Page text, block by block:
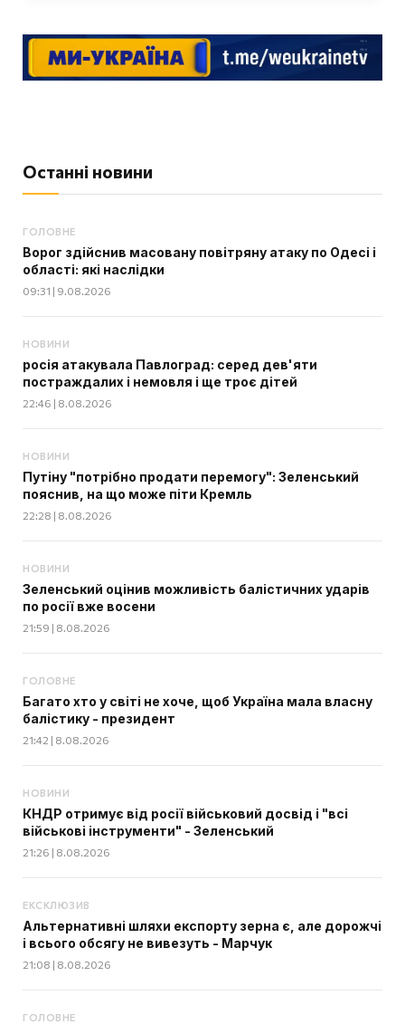
Останні новини
ГОЛОВНЕ
Ворог здійснив масовану повітряну атаку по Одесі і
області: які наслідки
09:31 | 9.08.2026
НОВИНИ
росія атакувала Павлоград: серед дев'яти
постраждалих і немовля і ще троє дітей
22:46 | 8.08.2026
НОВИНИ
Путіну "потрібно продати перемогу": Зеленський
пояснив, на що може піти Кремль
22:28 | 8.08.2026
НОВИНИ
Зеленський оцінив можливість балістичних ударів
по росії вже восени
21:59 | 8.08.2026
ГОЛОВНЕ
Багато хто у світі не хоче, щоб Україна мала власну
балістику - президент
21:42 | 8.08.2026
НОВИНИ
КНДР отримує від росії військовий досвід і "всі
військові інструменти" - Зеленський
21:26 | 8.08.2026
ЕКСКЛЮЗИВ
Альтернативні шляхи експорту зерна є, але дорожчі
і всього обсягу не вивезуть - Марчук
21:08 | 8.08.2026
ГОЛОВНЕ